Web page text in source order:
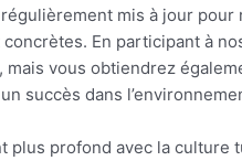
mis à jour
En participant à
vous obtiendrez
succès dans
plus profond avec la